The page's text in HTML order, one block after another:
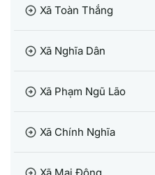
arrow_circle_right Xã Toàn Thắng
arrow_circle_right Xã Nghĩa Dân
arrow_circle_right Xã Phạm Ngũ Lão
arrow_circle_right Xã Chính Nghĩa